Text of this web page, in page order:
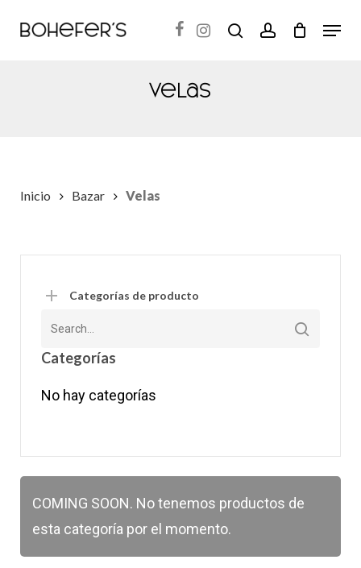
search accountMenu
Velas
Inicio Bazar Velas
Categorías de producto
Categorías
No hay categorías
COMING SOON. No tenemos productos de
esta categoría por el momento.